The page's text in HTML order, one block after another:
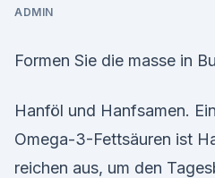
ADMIN
Formen Sie die masse in
Hanföl und Hanfsamen.
Omega-3-Fettsäuren ist
reichen aus, um den